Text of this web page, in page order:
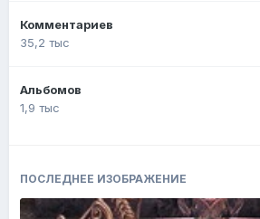
Комментариев
35,2 тыс
Альбомов
1,9 тыс
ПОСЛЕДНЕЕ ИЗОБРАЖЕНИЕ